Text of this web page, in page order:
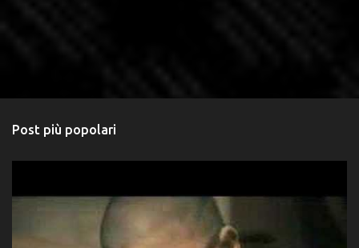
Post più popolari